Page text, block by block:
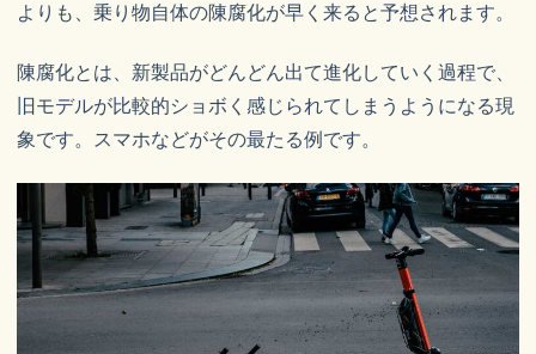
よりも、乗り物自体の陳腐化が早く来ると予想されます。
陳腐化とは、新製品がどんどん出て進化していく過程で、
旧モデルが比較的ショボく感じられてしまうようになる現
象です。スマホなどがその最たる例です。